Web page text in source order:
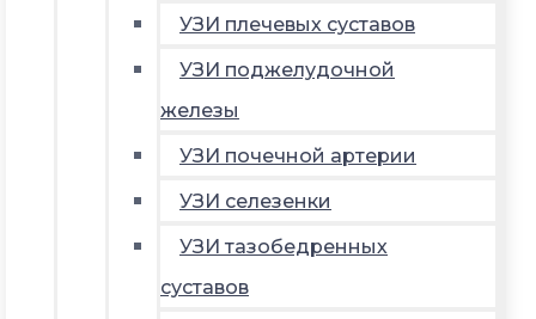
УЗИ плечевых суставов
УЗИ поджелудочной
железы
УЗИ почечной артерии
УЗИ селезенки
УЗИ тазобедренных
суставов